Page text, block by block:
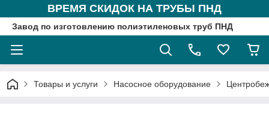
ВРЕМЯ СКИДОК НА ТРУБЫ ПНД
Завод по изготовлению полиэтиленовых труб ПНД
Товары и услуги Насосное оборудование